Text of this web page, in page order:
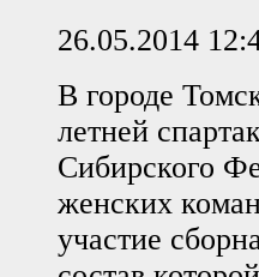
26.05.2014
В городе
летней
Сибирского
женских
участие